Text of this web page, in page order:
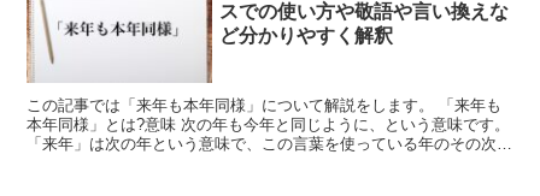
スでの使い方や敬語や言い換えな
ど分かりやすく解釈
この記事では「来年も本年同様」について解説をします。 「来年も
本年同様」とは?意味 次の年も今年と同じように、という意味です。
「来年」は次の年という意味で、この言葉を使っている年のその次の